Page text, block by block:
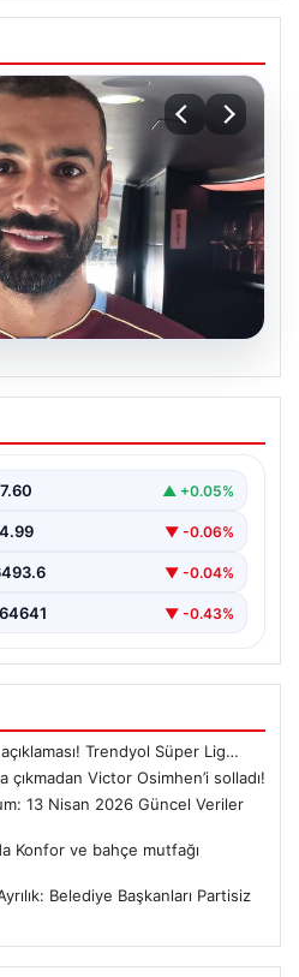
maça çıkmadan
▲ +0.05%
▼ -0.06%
▼ -0.04%
▼ -0.43%
Trendyol Süper Lig…
çıkmadan Victor Osimhen’i solladı!
13 Nisan 2026 Güncel Veriler
Konfor ve bahçe mutfağı
Belediye Başkanları Partisiz